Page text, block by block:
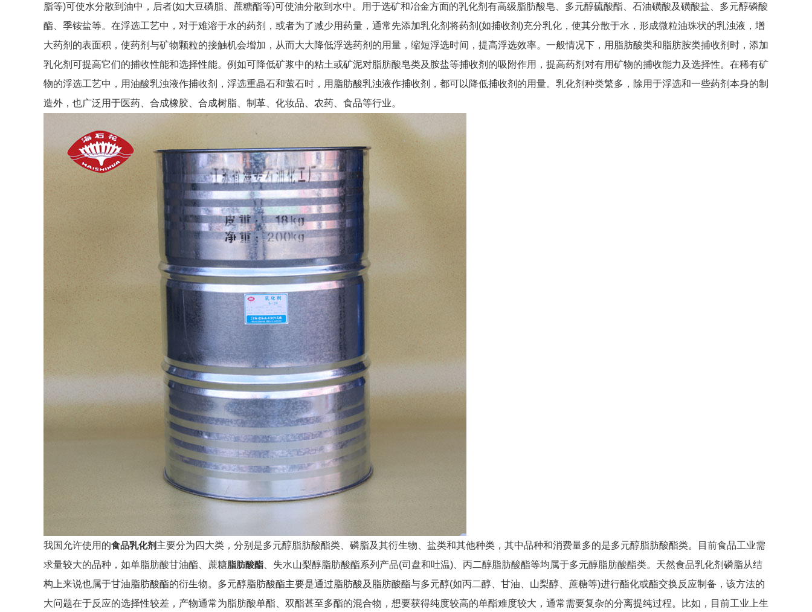
脂等)可使水分散到油中，后者(如大豆磷脂、蔗糖酯等)可使油分散到水中。用于选矿和冶金方面的乳化剂有高级脂肪酸皂、多元醇硫酸酯、石油磺酸及磺酸盐、多元醇磷酸
酯、季铵盐等。在浮选工艺中，对于难溶于水的药剂，或者为了减少用药量，通常先添加乳化剂将药剂(如捕收剂)充分乳化，使其分散于水，形成微粒油珠状的乳浊液，增
大药剂的表面积，使药剂与矿物颗粒的接触机会增加，从而大大降低浮选药剂的用量，缩短浮选时间，提高浮选效率。一般情况下，用脂肪酸类和脂肪胺类捕收剂时，添加
乳化剂可提高它们的捕收性能和选择性能。例如可降低矿浆中的粘土或矿泥对脂肪酸皂类及胺盐等捕收剂的吸附作用，提高药剂对有用矿物的捕收能力及选择性。在稀有矿
物的浮选工艺中，用油酸乳浊液作捕收剂，浮选重晶石和萤石时，用脂肪酸乳浊液作捕收剂，都可以降低捕收剂的用量。乳化剂种类繁多，除用于浮选和一些药剂本身的制
造外，也广泛用于医药、合成橡胶、合成树脂、制革、化妆品、农药、食品等行业。
我国允许使用的食品乳化剂 主要分为四大类，分别是多元醇脂肪酸酯类、磷脂及其衍生物、盐类和其他种类，其中品种和消费量多的是多元醇脂肪酸酯类。目前食品工业需
求量较大的品种，如单脂肪酸甘油酯、蔗糖脂肪酸酯 、失水山梨醇脂肪酸酯系列产品(司盘和吐温)、丙二醇脂肪酸酯等均属于多元醇脂肪酸酯类。天然食品乳化剂磷脂从结
构上来说也属于甘油脂肪酸酯的衍生物。多元醇脂肪酸酯主要是通过脂肪酸及脂肪酸酯与多元醇(如丙二醇、甘油、山梨醇、蔗糖等)进行酯化或酯交换反应制备，该方法的
大问题在于反应的选择性较差，产物通常为脂肪酸单酯、双酯甚至多酯的混合物，想要获得纯度较高的单酯难度较大，通常需要复杂的分离提纯过程。比如，目前工业上生